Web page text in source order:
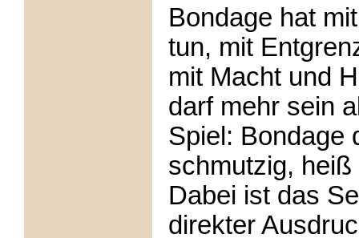
Bondage hat
tun, mit
mit Macht und
darf mehr sein
Spiel: Bondage
schmutzig,
Dabei ist das
direkter